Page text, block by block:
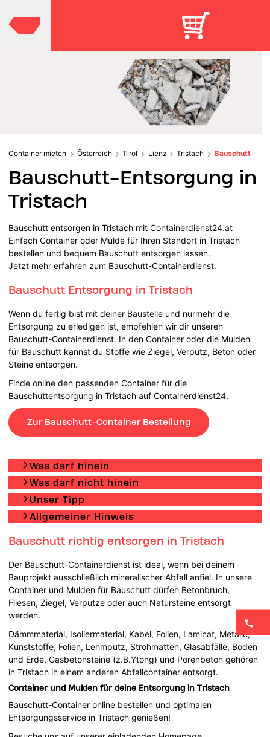
Container mieten Österreich Tirol Lienz Tristach Bauschutt
Bauschutt-Entsorgung in
Tristach
Bauschutt entsorgen in Tristach mit Containerdienst24.at
Einfach Container oder Mulde für Ihren Standort in Tristach
bestellen und bequem Bauschutt entsorgen lassen.
Jetzt mehr erfahren zum Bauschutt-Containerdienst.
Bauschutt Entsorgung in Tristach
Wenn du fertig bist mit deiner Baustelle und nurmehr die
Entsorgung zu erledigen ist, empfehlen wir dir unseren
Bauschutt-Containerdienst. In den Container oder die Mulden
für Bauschutt kannst du Stoffe wie Ziegel, Verputz, Beton oder
Steine entsorgen.
Finde online den passenden Container für die
Bauschuttentsorgung in Tristach auf Containerdienst24.
Zur Bauschutt-Container Bestellung
Was darf hinein
Was darf nicht hinein
Unser Tipp
Allgemeiner Hinweis
Bauschutt richtig entsorgen in Tristach
Der Bauschutt-Containerdienst ist ideal, wenn bei deinem
Bauprojekt ausschließlich mineralischer Abfall anfiel. In unsere
Container und Mulden für Bauschutt dürfen Betonbruch,
Fliesen, Ziegel, Verputze oder auch Natursteine entsorgt
werden.
Dämmmaterial, Isoliermaterial, Kabel, Folien, Laminat, Metalle,
Kunststoffe, Folien, Lehmputz, Strohmatten, Glasabfälle, Boden
und Erde, Gasbetonsteine (z.B.Ytong) und Porenbeton gehören
in Tristach in einem anderen Abfallcontainer entsorgt.
Container und Mulden für deine Entsorgung in Tristach
Bauschutt-Container online bestellen und optimalen
Entsorgungsservice in Tristach genießen!